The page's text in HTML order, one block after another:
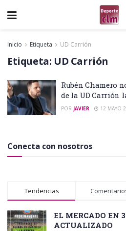
Inicio Etiqueta UD Carrión
Etiqueta: UD Carrión
Rubén Chamero
de la UD Carrión
POR JAVIER 12 MAYO
Conecta con nosotros
Tendencias
EL MERCADO EN
ACTUALIZADO